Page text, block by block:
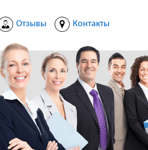
Отзывы Контакты